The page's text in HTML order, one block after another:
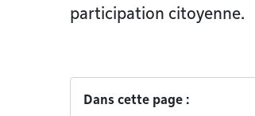
participation citoyenne.
Dans cette page :